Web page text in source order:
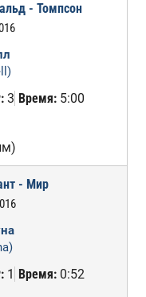
- Томпсон
3 Время:5:00
- Мир
1 Время:0:52